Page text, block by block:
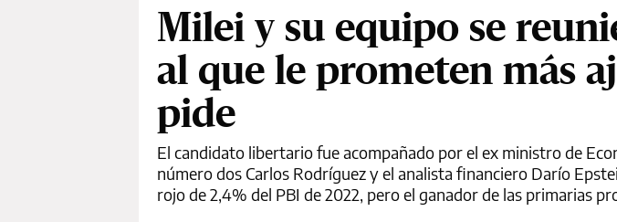
Milei y su equipo se
al que le prometen más
pide
El candidato libertario fue acompañado por el ex ministro de
número dos Carlos Rodríguez y el analista financiero Darío
rojo de 2,4% del PBI de 2022, pero el ganador de las primarias